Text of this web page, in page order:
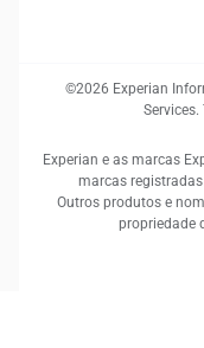
©2026 Experian
Experian e as marcas
marcas
Outros produtos e
propriedade